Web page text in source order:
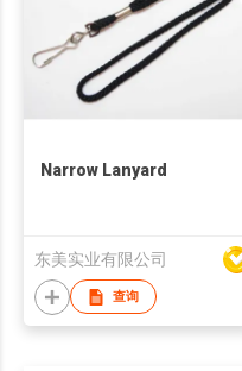
Narrow Lanyard
东美实业有限公司
查询